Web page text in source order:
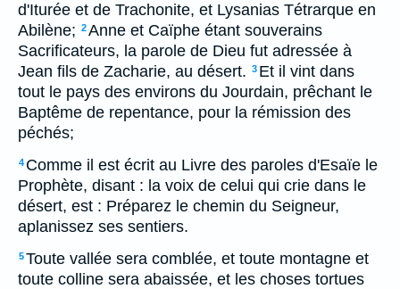
d'Iturée et de Trachonite, et Lysanias Tétrarque en
Abilène; 2Anne et Caïphe étant souverains
Sacrificateurs, la parole de Dieu fut adressée à
Jean fils de Zacharie, au désert. 3 Et il vint dans
tout le pays des environs du Jourdain, prêchant le
Baptême de repentance, pour la rémission des
péchés;
4 Comme il est écrit au Livre des paroles d'Esaïe le
Prophète, disant : la voix de celui qui crie dans le
désert, est : Préparez le chemin du Seigneur,
aplanissez ses sentiers.
5Toute vallée sera comblée, et toute montagne et
toute colline sera abaissée, et les choses tortues